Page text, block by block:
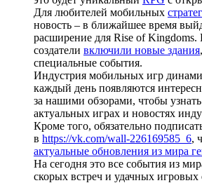
Для любителей мобильных
новость – в ближайшее время
расширение для Rise of Kingdoms.
создатели включили новые здания
специальные события.
Индустрия мобильных игр
каждый день появляются
за нашими обзорами, чтобы
актуальных играх и новостях
Кроме того, обязательно
в https://vk.com/wall-226169585_6,
актуальные обновления из мира
На сегодня это все события из
скорых встреч и удачных игровых